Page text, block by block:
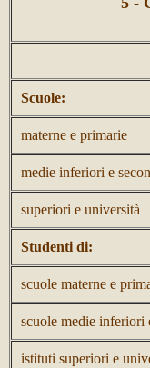
Scuole:
materne e primarie
medie inferiori e
superiori e università
Studenti di:
scuole materne e
scuole medie inferiori
istituti superiori e